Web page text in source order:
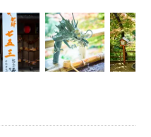
って撮影しておりませ
ーっとした顔や何か物思
として撮影しておりま
に生まれる表情や感情、
にしております。
は本当に素敵で、最高の宝
て撮影が上手くいかないこ
かげで本当に幸せな一日を
かったね、絶対またお願い